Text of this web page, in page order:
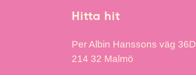
Hitta hit
Per Albin Hanssons väg 36D
214 32 Malmö